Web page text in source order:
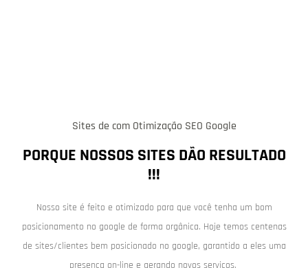
Sites de com Otimização SEO Google
PORQUE NOSSOS SITES DÃO RESULTADO
!!!
Nosso site é feito e otimizado para que você tenha um bom
posicionamento no google de forma orgânica. Hoje temos centenas
de sites/clientes bem posicionado no google, garantido a eles uma
presença on-line e gerando novos serviços.